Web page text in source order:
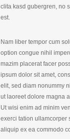
clita kasd gubergren, no
est.
Nam liber tempor cum
option congue nihil
mazim placerat facer
ipsum dolor sit amet,
elit, sed diam nonummy
ut laoreet dolore magna
Ut wisi enim ad minim
exerci tation ullamcorper
aliquip ex ea commodo